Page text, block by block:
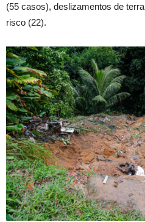
(55 casos), deslizamentos de
risco (22).